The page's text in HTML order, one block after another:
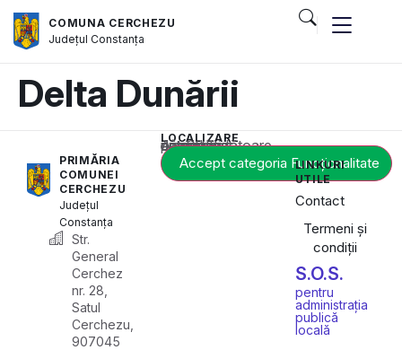
COMUNA CERCHEZU
JudețulConstanța
Delta Dunării
PRIMĂRIA
COMUNEI
CERCHEZU
Județul
Constanța
Str.
General
Cerchez
nr. 28,
Satul
Cerchezu,
907045
LOCALIZARE
Acest conținut este blocat până când acceptați categoria corespunzătoare de cookie-uri.
Accept categoria Funcționalitate
LINKURI
UTILE
Contact
Termeni și
condiții
S.O.S.
pentru
administrația
publică
locală